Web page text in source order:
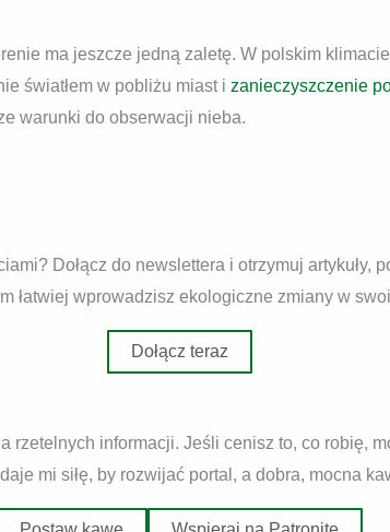
ma jeszcze jedną zaletę. W polskim
światłem w pobliżu miast i zanieczyszczenie
warunki do obserwacji nieba.
Dołącz do newslettera i otrzymuj artykuły,
łatwiej wprowadzisz ekologiczne zmiany w
Dołącz teraz
rzetelnych informacji. Jeśli cenisz to, co robię,
mi siłę, by rozwijać portal, a dobra, mocna